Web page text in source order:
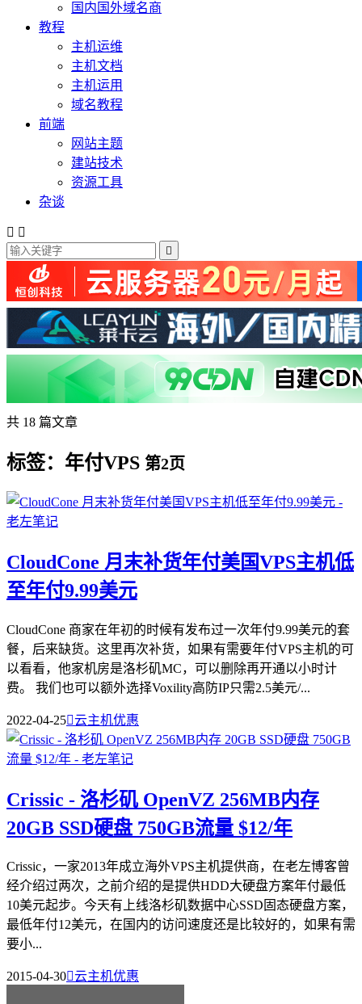
国内国外域名商
教程
主机运维
主机文档
主机运用
域名教程
前端
网站主题
建站技术
资源工具
杂谈
 

共 18 篇文章
标签：年付VPS 第2页
CloudCone 月末补货年付美国VPS主机低
至年付9.99美元
CloudCone 商家在年初的时候有发布过一次年付9.99美元的套
餐，后来缺货。这里再次补货，如果有需要年付VPS主机的可
以看看，他家机房是洛杉矶MC，可以删除再开通以小时计
费。 我们也可以额外选择Voxility高防IP只需2.5美元/...
2022-04-25云主机优惠
Crissic - 洛杉矶 OpenVZ 256MB内存
20GB SSD硬盘 750GB流量 $12/年
Crissic，一家2013年成立海外VPS主机提供商，在老左博客曾
经介绍过两次，之前介绍的是提供HDD大硬盘方案年付最低
10美元起步。今天有上线洛杉矶数据中心SSD固态硬盘方案，
最低年付12美元，在国内的访问速度还是比较好的，如果有需
要小...
2015-04-30云主机优惠